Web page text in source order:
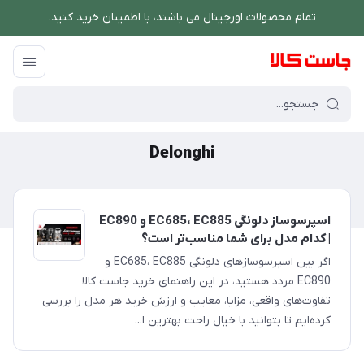
تمام محصولات اورجینال می باشند، با اطمینان خرید کنید.
فروشگاه اینترنتی جاست کالا
Delonghi
اسپرسوساز دلونگی EC685، EC885 و EC890
| کدام مدل برای شما مناسب‌تر است؟
اگر بین اسپرسوسازهای دلونگی EC685، EC885 و
EC890 مردد هستید، در این راهنمای خرید جاست کالا
تفاوت‌های واقعی، مزایا، معایب و ارزش خرید هر مدل را بررسی
کرده‌ایم تا بتوانید با خیال راحت بهترین ا...